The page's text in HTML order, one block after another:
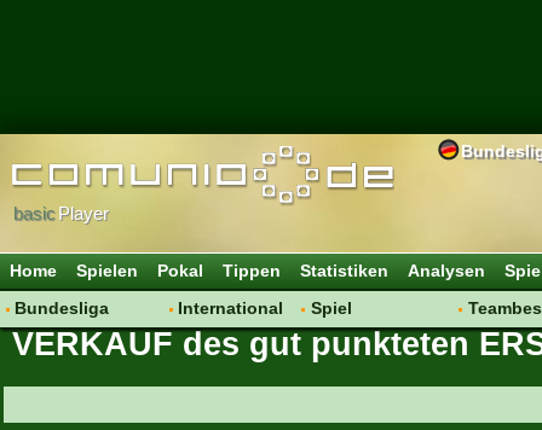
basicPlayer
Home Spielen Pokal Tippen Statistiken Analysen
Bundesliga
Hot News
International
Vereine
Spiel
Regeln & Tipps
VERKAUF des gut punkteten